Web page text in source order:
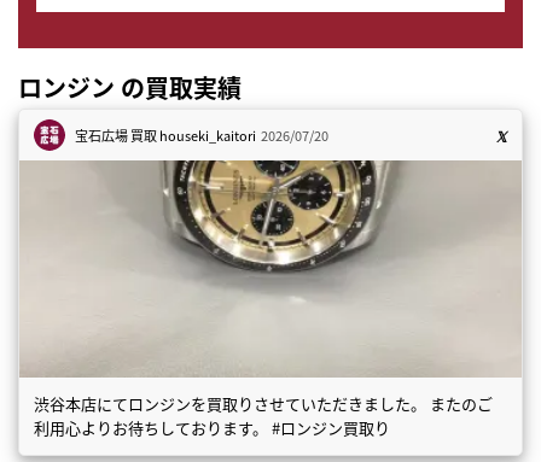
ロンジン の買取実績
宝石広場 買取houseki_kaitori 2026/07/20
渋谷本店にてロンジンを買取りさせていただきました。 またのご
利用心よりお待ちしております。 #ロンジン買取り